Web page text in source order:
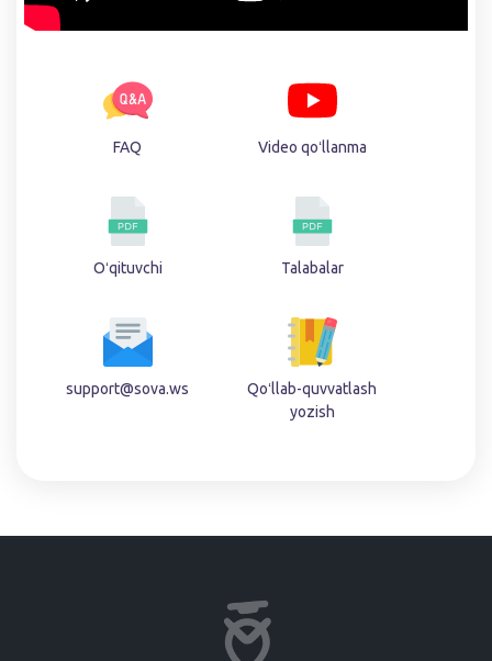
FAQ Video qoʻllanma
Oʻqituvchi Talabalar
support@sova.ws
Qoʻllab-quvvatlash
yozish